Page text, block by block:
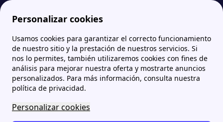
Personalizar cookies
Usamos cookies para garantizar el correcto funcionamiento
de nuestro sitio y la prestación de nuestros servicios. Si
nos lo permites, también utilizaremos cookies con fines de
análisis para mejorar nuestra oferta y mostrarte anuncios
personalizados. Para más información, consulta nuestra
política de privacidad.
Personalizar cookies
Zona Internet Noticias Los videojuegos como medio para socializar en la nueva normalidad
Los videojuegos como
medio para socializar en la
nueva normalidad